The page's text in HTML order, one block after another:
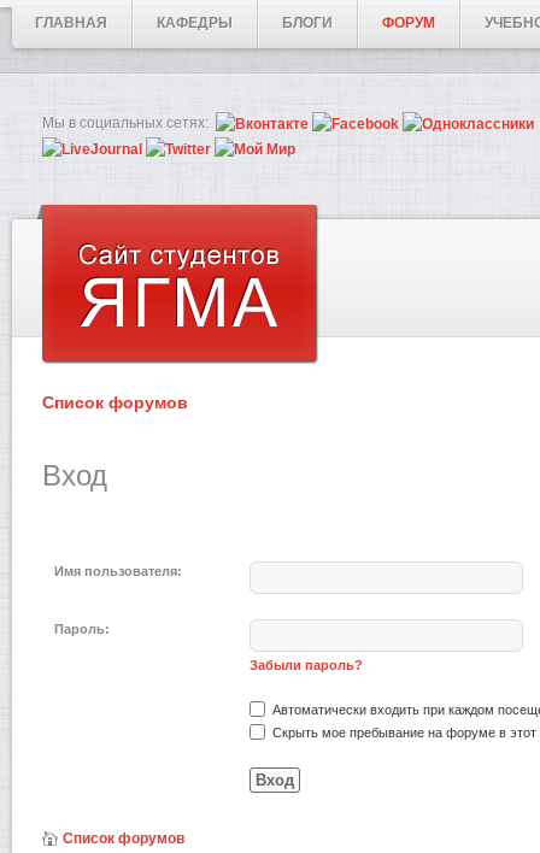
ГЛАВНАЯ КАФЕДРЫ БЛОГИ ФОРУМ
Мы в социальных сетях:
Список форумов
Вход
Имя пользователя:
Пароль:
Забыли пароль?
Автоматически входить при каждом
Скрыть мое пребывание на форуме в этот
Список форумов